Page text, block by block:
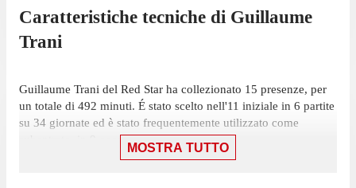
Caratteristiche tecniche di Guillaume
Trani
Guillaume Trani del Red Star ha collezionato 15 presenze, per
un totale di 492 minuti. É stato scelto nell'11 iniziale in 6 partite
su 34 giornate ed è stato frequentemente utilizzato come
subentrato, in 9 occasioni.
MOSTRA TUTTO